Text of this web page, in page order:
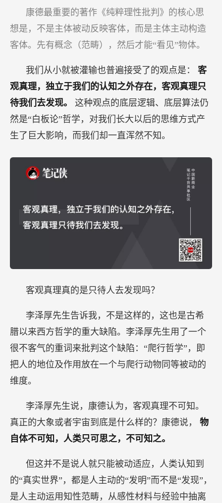
康德最重要的著作《纯粹理性批判》的核心思
想是，不是主体被动反映客体，而是主体主动构造
客体。先有概念（范畴），然后才能“看见”物体。
我们从小就被灌输也普遍接受了的观点是： 客
观真理，独立于我们的认知之外存在，客观真理只
待我们去发现。 这种观点的底层逻辑、底层算法仍
然是“白板论”哲学，对我们长大以后的思维方式产
生了巨大影响，而我们却一直浑然不知。
客观真理真的是只待人去发现吗？
李泽厚先生告诉我，不是这样的，这也是古希
腊以来西方哲学的重大缺陷。李泽厚先生用了一个
很不客气的重词来批判这个缺陷：“爬行哲学”，即
把人的地位及作用放在一个与爬行动物同等被动的
维度。
李泽厚先生说，康德认为，客观真理不可知。
真正的大象或者宇宙到底是什么样的？康德说， 物
自体不可知，人类只可思之，不可知之。
但这并不是说人就只能被动适应，人类认知到
的“真实世界”，都是人主动的“发明”而不是“发现”，
是人主动运用知性范畴，从感性材料与经验中抽离